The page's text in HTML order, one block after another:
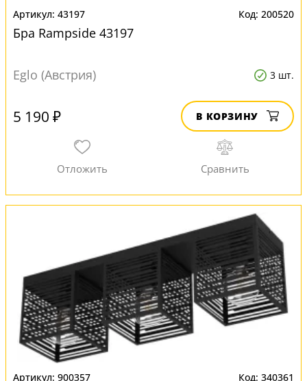
43197 200520
Бра Rampside 43197
Eglo (Австрия) 3 шт.
5 190 ₽ В КОРЗИНУ
900357 340361